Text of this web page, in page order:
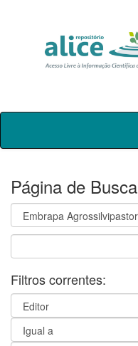
Skip
Página de Busca
Filtros correntes: